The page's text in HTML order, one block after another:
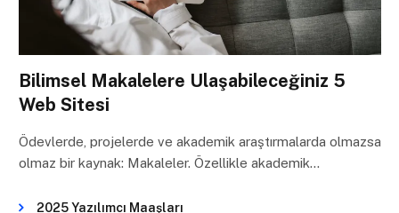
Bilimsel Makalelere Ulaşabileceğiniz 5
Web Sitesi
Ödevlerde, projelerde ve akademik araştırmalarda olmazsa
olmaz bir kaynak: Makaleler. Özellikle akademik…
2025 Yazılımcı Maaşları